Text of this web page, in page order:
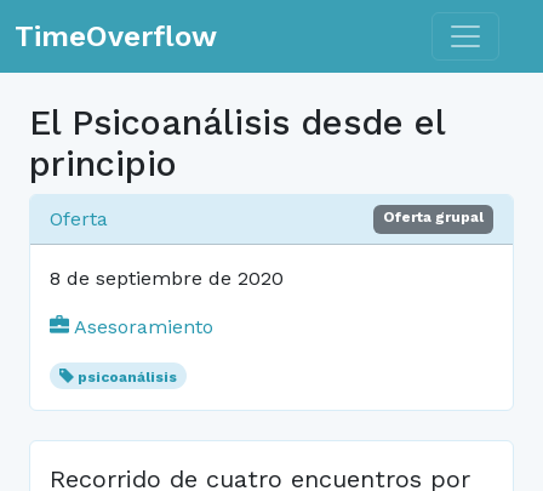
TimeOverflow Toggle
El Psicoanálisis desde el
principio
Oferta Oferta grupal
8 de septiembre de 2020
Asesoramiento
psicoanálisis
Recorrido de cuatro encuentros por